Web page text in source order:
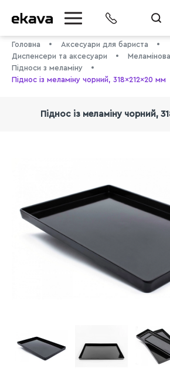
Головна
Аксесуари для бариста
Диспенсери та аксесуари
Підноси з меламіну
Піднос із меламіну чорний, 318×212×20 мм
Піднос із меламіну чорний,